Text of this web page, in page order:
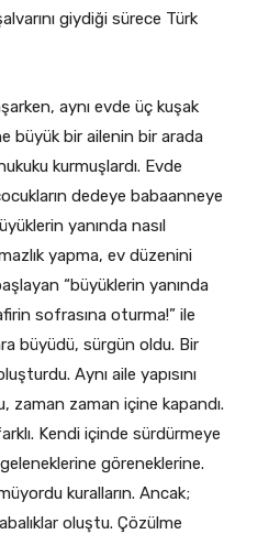
giydiği sürece Türk
aynı evde üç kuşak
büyük bir ailenin bir arada
kurmuşlardı. Evde
dedeye babaanneye
yanında nasıl
yapma, ev düzenini
“büyüklerin yanında
sofrasına oturma!” ile
büyüdü, sürgün oldu. Bir
Aynı aile yapısını
zaman zaman içine kapandı.
Kendi içinde sürdürmeye
göreneklerine.
kuralların. Ancak;
oluştu. Çözülme